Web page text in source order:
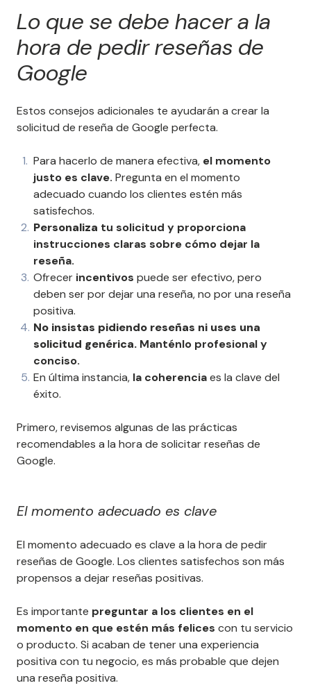
Lo que se debe hacer a la
hora de pedir reseñas de
Google
Estos consejos adicionales te ayudarán a crear la
solicitud de reseña de Google perfecta.
Para hacerlo de manera efectiva, el momento
justo es clave. Pregunta en el momento
adecuado cuando los clientes estén más
satisfechos.
Personaliza tu solicitud y proporciona
instrucciones claras sobre cómo dejar la
reseña.
Ofrecer incentivos puede ser efectivo, pero
deben ser por dejar una reseña, no por una reseña
positiva.
No insistas pidiendo reseñas ni uses una
solicitud genérica. Manténlo profesional y
conciso.
En última instancia, la coherenciaes la clave del
éxito.
Primero, revisemos algunas de las prácticas
recomendables a la hora de solicitar reseñas de
Google.
El momento adecuado es clave
El momento adecuado es clave a la hora de pedir
reseñas de Google. Los clientes satisfechos son más
propensos a dejar reseñas positivas.
Es importante preguntar a los clientes en el
momento en que estén más felices con tu servicio
o producto. Si acaban de tener una experiencia
positiva con tu negocio, es más probable que dejen
una reseña positiva.